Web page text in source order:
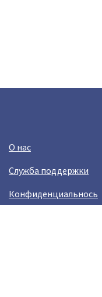
О нас
Служба поддержки
Конфиденциальнось